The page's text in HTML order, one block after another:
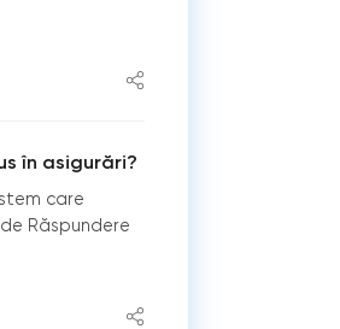
în asigurări?
care
Răspundere